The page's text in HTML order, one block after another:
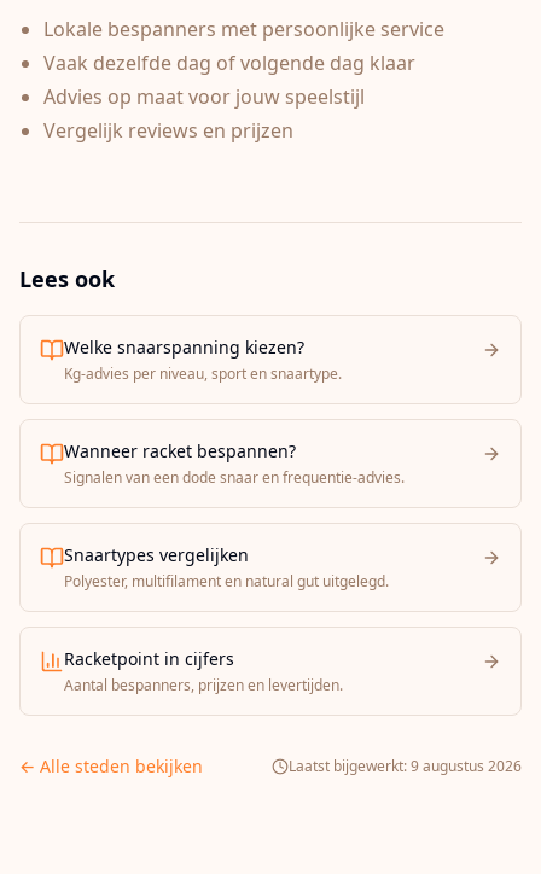
Lokale bespanners met persoonlijke service
Vaak dezelfde dag of volgende dag klaar
Advies op maat voor jouw speelstijl
Vergelijk reviews en prijzen
Lees ook
Welke snaarspanning kiezen?
Kg-advies per niveau, sport en snaartype.
Wanneer racket bespannen?
Signalen van een dode snaar en frequentie-advies.
Snaartypes vergelijken
Polyester, multifilament en natural gut uitgelegd.
Racketpoint in cijfers
Aantal bespanners, prijzen en levertijden.
← Alle steden bekijken Laatst bijgewerkt:9 augustus 2026